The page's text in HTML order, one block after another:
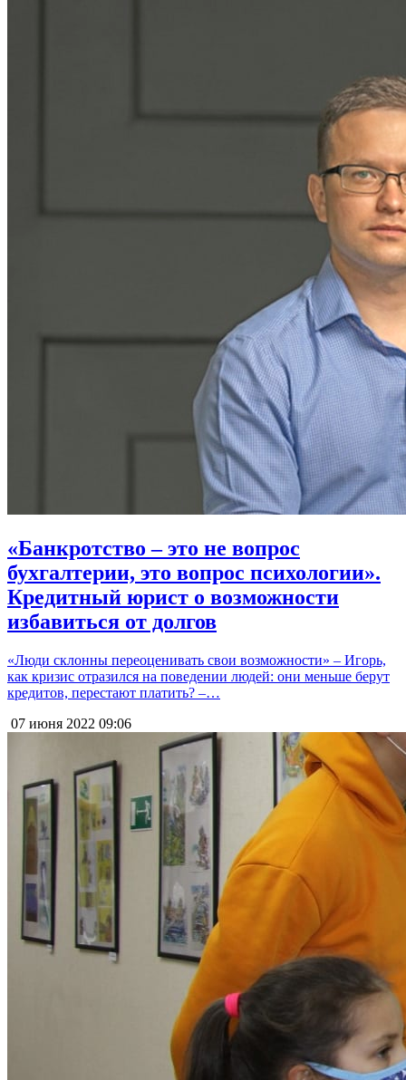
«Банкротство – это не вопрос
бухгалтерии, это вопрос психологии».
Кредитный юрист о возможности
избавиться от долгов
«Люди склонны переоценивать свои возможности» – Игорь,
как кризис отразился на поведении людей: они меньше берут
кредитов, перестают платить? –…
07 июня 2022 09:06